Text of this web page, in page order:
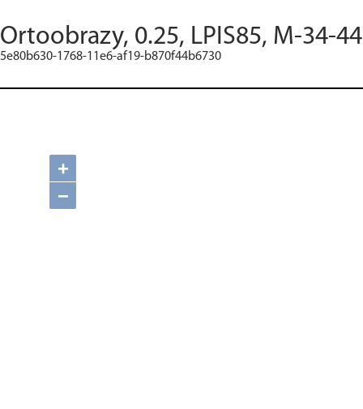
Ortoobrazy, 0.25, LPIS85, M-34-
5e80b630-1768-11e6-af19-b870f44b6730
+
−